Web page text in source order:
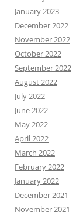
January 2023
December 2022
November 2022
October 2022
September 2022
August 2022
July 2022
June 2022
May 2022
April 2022
March 2022
February 2022
January 2022
December 2021
November 2021